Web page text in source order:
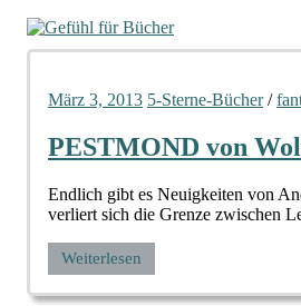
März 3, 2013 5-Sterne-Bücher/
PESTMOND von
Endlich gibt es Neuigkeiten von
verliert sich die Grenze zwischen
Weiterlesen